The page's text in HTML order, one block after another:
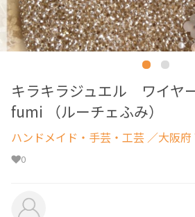
キラキラジュエル ワイヤ
fumi （ルーチェふみ）
ハンドメイド・手芸・工芸 ／大阪
0